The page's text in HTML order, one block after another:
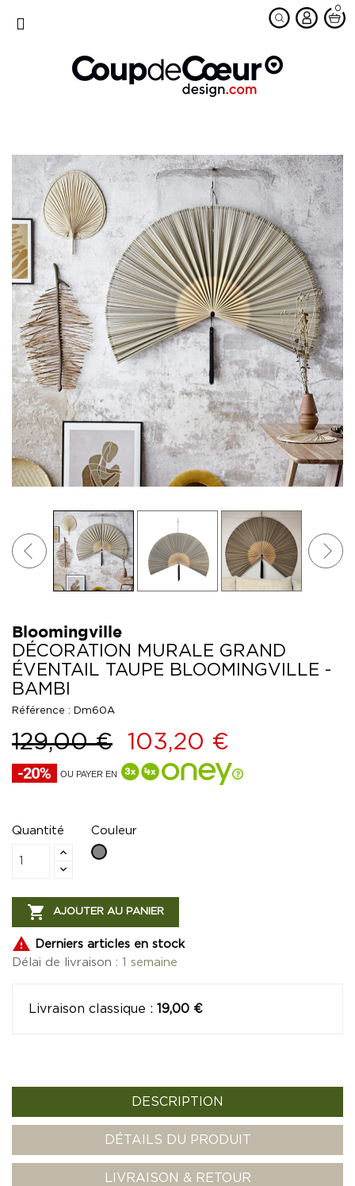
0
Bloomingville
DÉCORATION MURALE GRAND
ÉVENTAIL TAUPE BLOOMINGVILLE -
BAMBI
Référence : Dm60A
129,00 € 103,20 €
OU PAYER EN
Quantité
Couleur
Gris
 AJOUTER AU PANIER

Derniers articles en stock
Délai de livraison : 1 semaine
Livraison classique : 19,00 €
DESCRIPTION
DÉTAILS DU PRODUIT
LIVRAISON & RETOUR